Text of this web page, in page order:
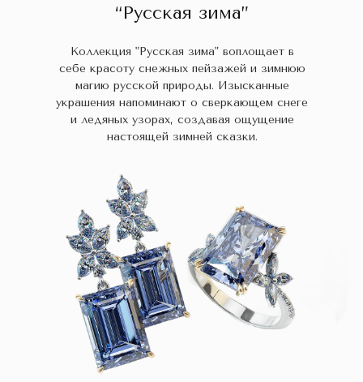
“Русская зима”
Коллекция "Русская зима" воплощает в
себе красоту снежных пейзажей и зимнюю
магию русской природы. Изысканные
украшения напоминают о сверкающем снеге
и ледяных узорах, создавая ощущение
настоящей зимней сказки.